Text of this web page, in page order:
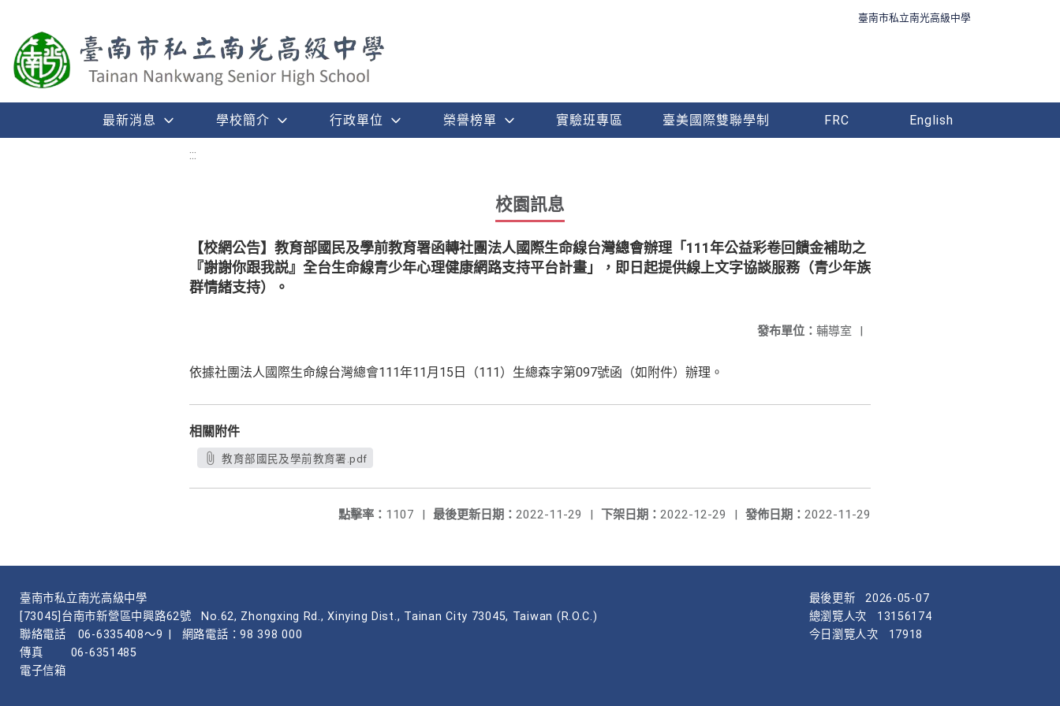
臺南市私立南光高級中學
最新消息 學校簡介 行政單位 榮譽榜單 實驗班專區 臺美國際雙聯學制 FRC English
:::
校園訊息
【校網公告】教育部國民及學前教育署函轉社團法人國際生命線台灣總會辦理「111年公益彩卷回饋金補助之
『謝謝你跟我説』全台生命線青少年心理健康網路支持平台計畫」，即日起提供線上文字協談服務（青少年族
群情緒支持）。
發布單位： 輔導室 |
依據社團法人國際生命線台灣總會111年11月15日（111）生總森字第097號函（如附件）辦理。
相關附件
教育部國民及學前教育署.pdf
發佈日期： 2022-11-29
下架日期： 2022-12-29 |
最後更新日期： 2022-11-29 |
點擊率： 1107 |
臺南市私立南光高級中學
[73045]台南市新營區中興路62號
No.62, Zhongxing Rd., Xinying Dist., Tainan City 73045, Taiwan (R.O.C.)
聯絡電話
06-6335408～9
網路電話：98 398 000
傳真
06-6351485
電子信箱
最後更新
2026-05-07
總瀏覽人次
13156174
今日瀏覽人次
17918